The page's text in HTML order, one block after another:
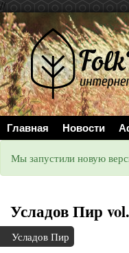
//
Главная Новости
Мы запустили новую
Усладов Пир
Усладов Пир